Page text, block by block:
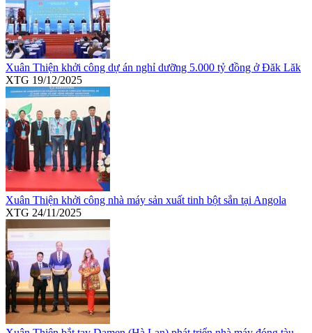
Xuân Thiện khởi công dự án nghỉ dưỡng 5.000 tỷ đồng ở Đăk Lăk
XTG 19/12/2025
Xuân Thiện khởi công nhà máy sản xuất tinh bột sắn tại Angola
XTG 24/11/2025